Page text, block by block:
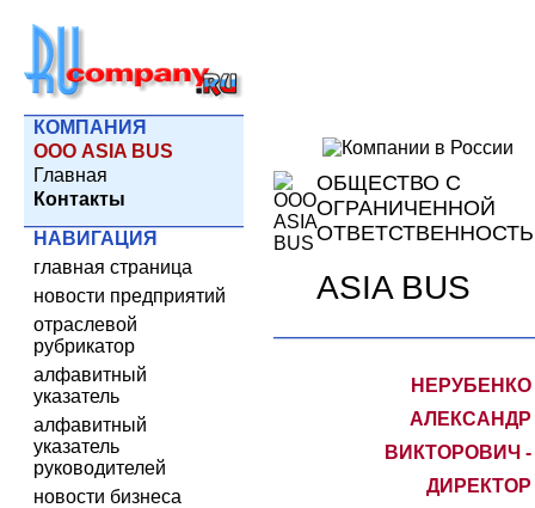
КОМПАНИЯ
ООО ASIA BUS
Главная
Контакты
НАВИГАЦИЯ
главная страница
новости предприятий
отраслевой
рубрикатор
алфавитный
указатель
алфавитный
указатель
руководителей
новости бизнеса
ОБЩЕСТВО С
ОГРАНИЧЕННОЙ
ASIA BUS
НЕРУБЕНКО
АЛЕКСАНДР
ВИКТОРОВИЧ -
ДИРЕКТОР